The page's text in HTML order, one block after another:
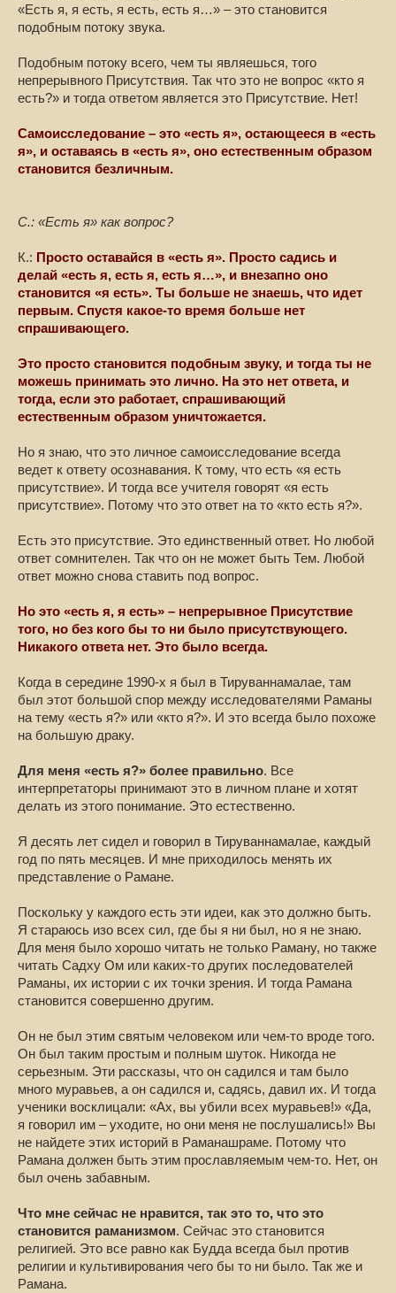
«Есть я, я есть, я есть, есть я…» – это становится
подобным потоку звука.
Подобным потоку всего, чем ты являешься, того
непрерывного Присутствия. Так что это не вопрос «кто я
есть?» и тогда ответом является это Присутствие. Нет!
Самоисследование – это «есть я», остающееся в «есть
я», и оставаясь в «есть я», оно естественным образом
становится безличным.
С.: «Есть я» как вопрос?
К.: Просто оставайся в «есть я». Просто садись и
делай «есть я, есть я, есть я…», и внезапно оно
становится «я есть». Ты больше не знаешь, что идет
первым. Спустя какое-то время больше нет
спрашивающего.
Это просто становится подобным звуку, и тогда ты не
можешь принимать это лично. На это нет ответа, и
тогда, если это работает, спрашивающий
естественным образом уничтожается.
Но я знаю, что это личное самоисследование всегда
ведет к ответу осознавания. К тому, что есть «я есть
присутствие». И тогда все учителя говорят «я есть
присутствие». Потому что это ответ на то «кто есть я?».
Есть это присутствие. Это единственный ответ. Но любой
ответ сомнителен. Так что он не может быть Тем. Любой
ответ можно снова ставить под вопрос.
Но это «есть я, я есть» – непрерывное Присутствие
того, но без кого бы то ни было присутствующего.
Никакого ответа нет. Это было всегда.
Когда в середине 1990-х я был в Тируваннамалае, там
был этот большой спор между исследователями Раманы
на тему «есть я?» или «кто я?». И это всегда было похоже
на большую драку.
Для меня «есть я?» более правильно. Все
интерпретаторы принимают это в личном плане и хотят
делать из этого понимание. Это естественно.
Я десять лет сидел и говорил в Тируваннамалае, каждый
год по пять месяцев. И мне приходилось менять их
представление о Рамане.
Поскольку у каждого есть эти идеи, как это должно быть.
Я стараюсь изо всех сил, где бы я ни был, но я не знаю.
Для меня было хорошо читать не только Раману, но также
читать Садху Ом или каких-то других последователей
Раманы, их истории с их точки зрения. И тогда Рамана
становится совершенно другим.
Он не был этим святым человеком или чем-то вроде того.
Он был таким простым и полным шуток. Никогда не
серьезным. Эти рассказы, что он садился и там было
много муравьев, а он садился и, садясь, давил их. И тогда
ученики восклицали: «Ах, вы убили всех муравьев!» «Да,
я говорил им – уходите, но они меня не послушались!» Вы
не найдете этих историй в Раманашраме. Потому что
Рамана должен быть этим прославляемым чем-то. Нет, он
был очень забавным.
Что мне сейчас не нравится, так это то, что это
становится раманизмом. Сейчас это становится
религией. Это все равно как Будда всегда был против
религии и культивирования чего бы то ни было. Так же и
Рамана.